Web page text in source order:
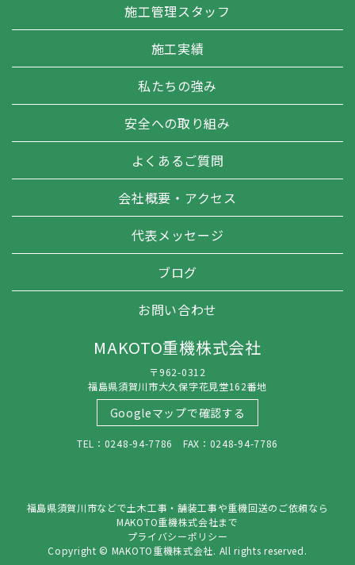
施工管理スタッフ
施工実績
私たちの強み
安全への取り組み
よくあるご質問
会社概要・アクセス
代表メッセージ
ブログ
お問い合わせ
MAKOTO重機株式会社
〒962-0312
福島県須賀川市大久保字花見堂162番地
Googleマップで確認する
TEL：0248-94-7786 FAX：0248-94-7786
福島県須賀川市などで土木工事・舗装工事や重機回送のご依頼なら
MAKOTO重機株式会社まで
プライバシーポリシー
Copyright © MAKOTO重機株式会社. All rights reserved.